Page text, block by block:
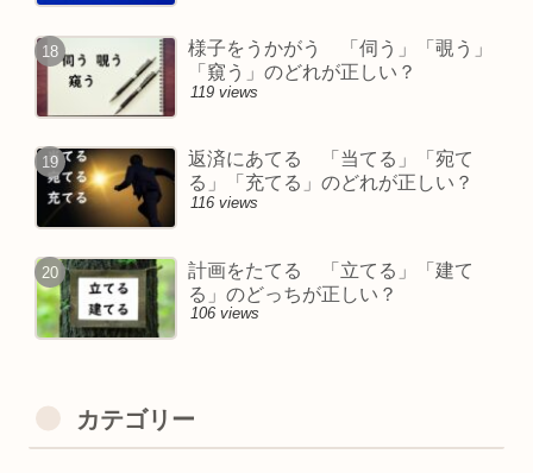
様子をうかがう 「伺う」「覗う」
「窺う」のどれが正しい？
119 views
返済にあてる 「当てる」「宛て
る」「充てる」のどれが正しい？
116 views
計画をたてる 「立てる」「建て
る」のどっちが正しい？
106 views
カテゴリー